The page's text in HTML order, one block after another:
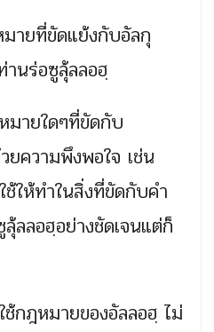
ายที่ขัดแย้งกับอัลกุ
นร่อซูลุ้ลลอฮฺ
ายใดๆที่ขัดกับ
ความพึงพอใจ เช่น
ให้ทำในสิ่งที่ขัดกับคำ
ลลอฮฺอย่างชัดเจนแต่ก็
ช้กฎหมายของอัลลอฮฺ ไม่